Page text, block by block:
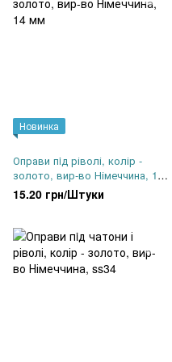
Новинка
Оправи пiд ріволі, колір -
золото, вир-во Німеччина, 14
мм
15.20 грн/Штуки